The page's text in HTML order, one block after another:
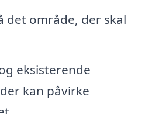
det område, der skal
eksisterende
kan påvirke